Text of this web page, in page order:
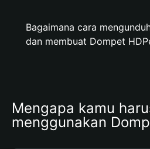
Bagaimana cara
dan membuat Dompet
Mengapa kamu
menggunakan